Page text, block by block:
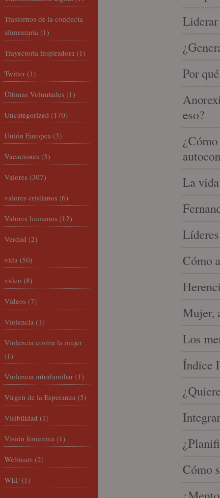
Liderar
Por
eso?
La
Cómo
Mujer,
Los
Índice
Cómo
Trastornos de la conducta
alimentaria (1)
Trayectoria inspiradora (1)
Twitter (1)
Últimas Voluntades (1)
Uncategorized (170)
Unión Europea (3)
Vacaciones (3)
Valores (307)
valores cristianos (6)
Valores humanos (12)
Verdad (2)
vida (50)
video (8)
Vídeos (7)
Violencia (1)
Violencia contra la mujer
(1)
Violencia intrafamiliar (1)
Virgen de la Esperanza (5)
Visibilidad (1)
Visión femenina (1)
Webinars (2)
WEF (1)